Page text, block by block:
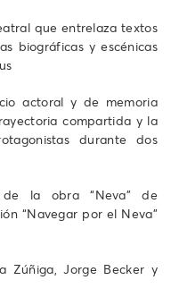
que entrelaza textos
biográficas y escénicas
actoral y de memoria
compartida y la
durante dos
la obra “Neva” de
“Navegar por el Neva”
Zúñiga, Jorge Becker y